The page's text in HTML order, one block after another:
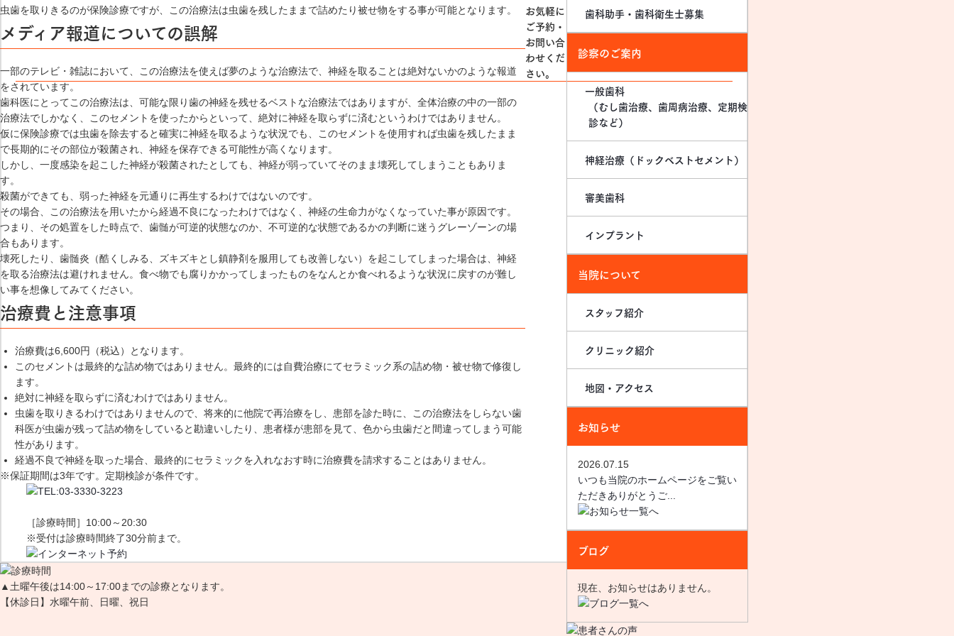
虫歯を取りきるのが保険診療ですが、この治療法は虫歯を残したままで詰めたり被せ物をする事が可能となります。
メディア報道についての誤解
一部のテレビ・雑誌において、この治療法を使えば夢のような治療法で、神経を取ることは絶対ないかのような報道
をされています。
歯科医にとってこの治療法は、可能な限り歯の神経を残せるベストな治療法ではありますが、全体治療の中の一部の
治療法でしかなく、このセメントを使ったからといって、絶対に神経を取らずに済むというわけではありません。
仮に保険診療では虫歯を除去すると確実に神経を取るような状況でも、このセメントを使用すれば虫歯を残したまま
で長期的にその部位が殺菌され、神経を保存できる可能性が高くなります。
しかし、一度感染を起こした神経が殺菌されたとしても、神経が弱っていてそのまま壊死してしまうこともありま
す。
殺菌ができても、弱った神経を元通りに再生するわけではないのです。
その場合、この治療法を用いたから経過不良になったわけではなく、神経の生命力がなくなっていた事が原因です。
つまり、その処置をした時点で、歯髄が可逆的状態なのか、不可逆的な状態であるかの判断に迷うグレーゾーンの場
合もあります。
壊死したり、歯髄炎（酷くしみる、ズキズキとし鎮静剤を服用しても改善しない）を起こしてしまった場合は、神経
を取る治療法は避けれません。食べ物でも腐りかかってしまったものをなんとか食べれるような状況に戻すのが難し
い事を想像してみてください。
治療費と注意事項
治療費は6,600円（税込）となります。
このセメントは最終的な詰め物ではありません。最終的には自費治療にてセラミック系の詰め物・被せ物で修復し
ます。
絶対に神経を取らずに済むわけではありません。
虫歯を取りきるわけではありませんので、将来的に他院で再治療をし、患部を診た時に、この治療法をしらない歯
科医が虫歯が残って詰め物をしていると勘違いしたり、患者様が患部を見て、色から虫歯だと間違ってしまう可能
性があります。
経過不良で神経を取った場合、最終的にセラミックを入れなおす時に治療費を請求することはありません。
※保証期間は3年です。定期検診が条件です。
歯科助手・歯科衛生士募集
診察のご案内
一般歯科
（むし歯治療、歯周病治療、定期検
診など）
神経治療 （ドックベストセメント）
審美歯科
インプラント
当院について
スタッフ紹介
クリニック紹介
地図・アクセス
お知らせ
2026.07.15
いつも当院のホームページをご覧い
ただきありがとうご...
ブログ
現在、お知らせはありません。
お気軽に
ご予約・
お問い合
わせくだ
さい。
［診療時間］10:00～20:30
※受付は診療時間終了30分前まで。
▲ 土曜午後は14:00～17:00までの診療となります。
【休診日】水曜午前、日曜、祝日